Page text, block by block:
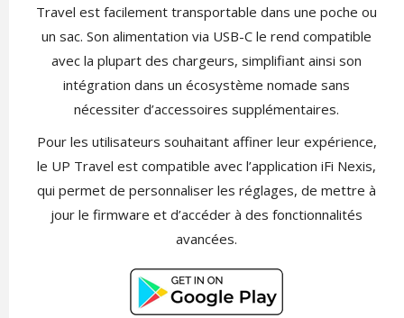
Travel est facilement transportable dans une poche ou
un sac. Son alimentation via USB-C le rend compatible
avec la plupart des chargeurs, simplifiant ainsi son
intégration dans un écosystème nomade sans
nécessiter d’accessoires supplémentaires.
Pour les utilisateurs souhaitant affiner leur expérience,
le UP Travel est compatible avec l’application iFi Nexis,
qui permet de personnaliser les réglages, de mettre à
jour le firmware et d’accéder à des fonctionnalités
avancées.